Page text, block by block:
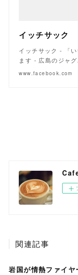
イッチサック
イッチサック - 「
ます - 広島のジャ
www.facebook.com
関連記事
岩国が情熱ファイ